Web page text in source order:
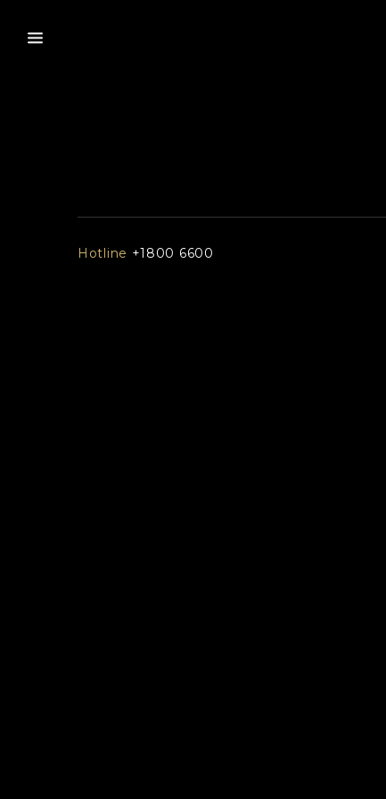
Hotline +1800 6600